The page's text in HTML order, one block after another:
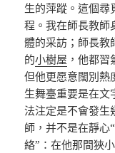
生的萍蹤。這個尋
程。我在師長教師
體的采訪；師長教
的小樹屋 ，他都
但他更愿意闊別熱
生舞臺重要是在文
法注定是不會發生
師，并不是在靜心
絡”：在他那間狹